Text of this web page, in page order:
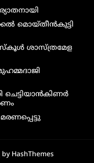
മൊയ്തീൻകുട്ടി
സ്കൂൾ ശാസ്ത്രമേള
by HashThemes